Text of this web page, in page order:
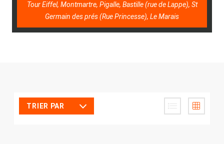
Tour Eiffel, Montmartre, Pigalle, Bastille (rue de Lappe), St
Germain des prés (Rue Princesse), Le Marais
TRIER PAR